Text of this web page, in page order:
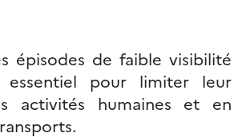
épisodes de faible visibilité
pour limiter leur
activités humaines et en